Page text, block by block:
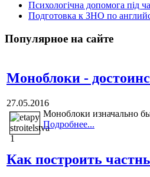
Психологічна допомога під
Подготовка к ЗНО по
Популярное на сайте
Моноблоки -
27.05.2016
Моноблоки изначально
Подробнее...
Как построить